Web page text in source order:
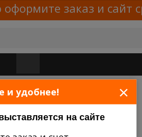
заказ и
и удобнее! ×
на сайте